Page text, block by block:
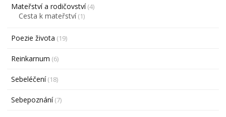
Mateřství a rodičovství(4)
Cesta k mateřství(1)
Poezie života (19)
Reinkarnum (6)
Sebeléčení(18)
Sebepoznání(7)